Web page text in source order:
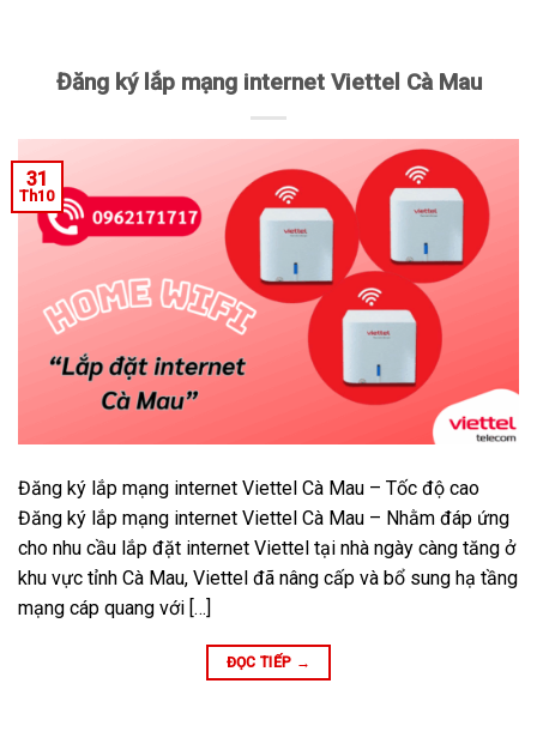
Đăng ký lắp mạng internet Viettel Cà Mau
31
Th10
Đăng ký lắp mạng internet Viettel Cà Mau – Tốc độ cao
Đăng ký lắp mạng internet Viettel Cà Mau – Nhằm đáp ứng
cho nhu cầu lắp đặt internet Viettel tại nhà ngày càng tăng ở
khu vực tỉnh Cà Mau, Viettel đã nâng cấp và bổ sung hạ tầng
mạng cáp quang với […]
ĐỌC TIẾP →